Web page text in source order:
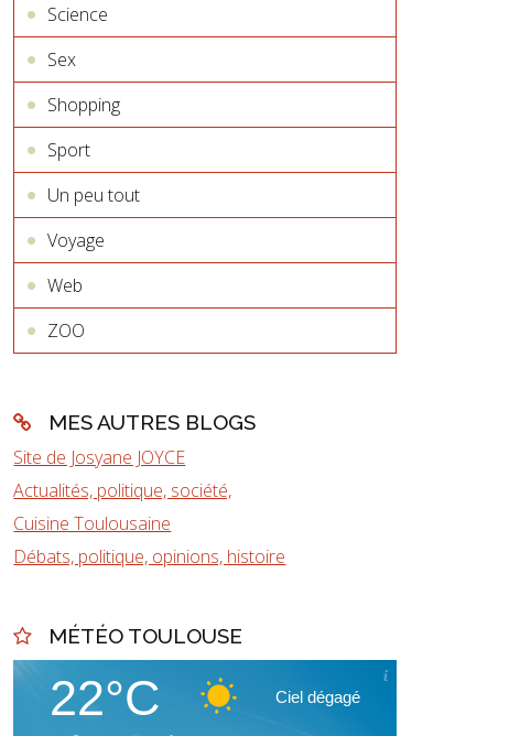
Science
Sex
Shopping
Sport
Un peu tout
Voyage
Web
ZOO
MES AUTRES BLOGS
Site de Josyane JOYCE
Actualités, politique, société,
Cuisine Toulousaine
Débats, politique, opinions, histoire
MÉTÉO TOULOUSE
22°C Ciel dégagé